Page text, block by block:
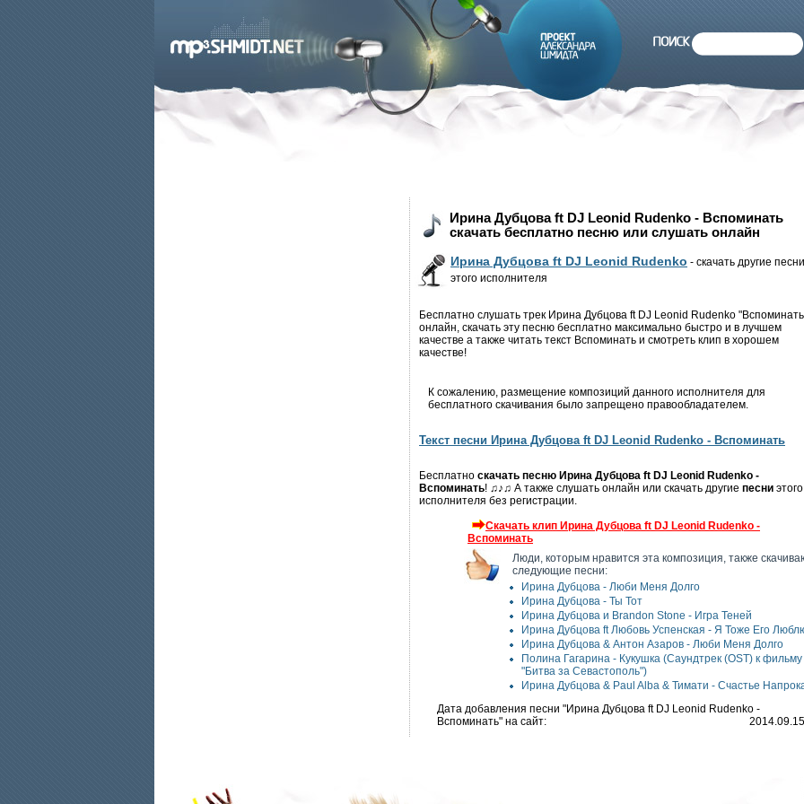
Ирина Дубцова ft DJ Leonid Rudenko - Вспоминать
скачать бесплатно песню или слушать онлайн
Ирина Дубцова ft DJ Leonid Rudenko - скачать другие песни
этого исполнителя
Бесплатно слушать трек Ирина Дубцова ft DJ Leonid Rudenko
онлайн, скачать эту песню бесплатно максимально быстро и в лучшем
качестве а также читать текст Вспоминать и смотреть клип в хорошем
качестве!
К сожалению, размещение композиций данного исполнителя для
бесплатного скачивания было запрещено правообладателем.
Текст песни Ирина Дубцова ft DJ Leonid Rudenko - Вспоминать
Бесплатно скачать песню Ирина Дубцова ft DJ Leonid Rudenko -
Вспоминать! ♫♪♫ А также слушать онлайн или скачать другие песни этого
исполнителя без регистрации.
Скачать клип Ирина Дубцова ft DJ Leonid Rudenko -
Вспоминать
Люди, которым нравится эта композиция, также
следующие песни:
Ирина Дубцова - Люби Меня Долго
Ирина Дубцова - Ты Тот
Ирина Дубцова и Brandon Stone - Игра Теней
Ирина Дубцова ft Любовь Успенская - Я Тоже Его
Ирина Дубцова & Антон Азаров - Люби Меня Долго
Полина Гагарина - Кукушка (Саундтрек (OST) к фильму
"Битва за Севастополь")
Ирина Дубцова & Paul Alba & Тимати - Счастье
Дата добавления песни "Ирина Дубцова ft DJ Leonid Rudenko -
Вспоминать" на сайт:
2014.09.15